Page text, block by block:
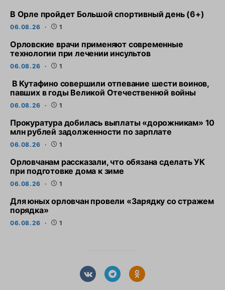
В Орле пройдет Большой спортивный день (6+)
06.08.26 1
Орловские врачи применяют современные
технологии при лечении инсультов
06.08.26 1
В Кутафино совершили отпевание шести воинов,
павших в годы Великой Отечественной войны
06.08.26 1
Прокуратура добилась выплаты «дорожникам» 10
млн рублей задолженности по зарплате
06.08.26 1
Орловчанам рассказали, что обязана сделать УК
при подготовке дома к зиме
06.08.26 1
Для юных орловчан провели «Зарядку со стражем
порядка»
06.08.26 1